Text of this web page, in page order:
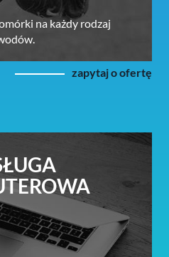
na każdy rodzaj
zapytaj o ofertę